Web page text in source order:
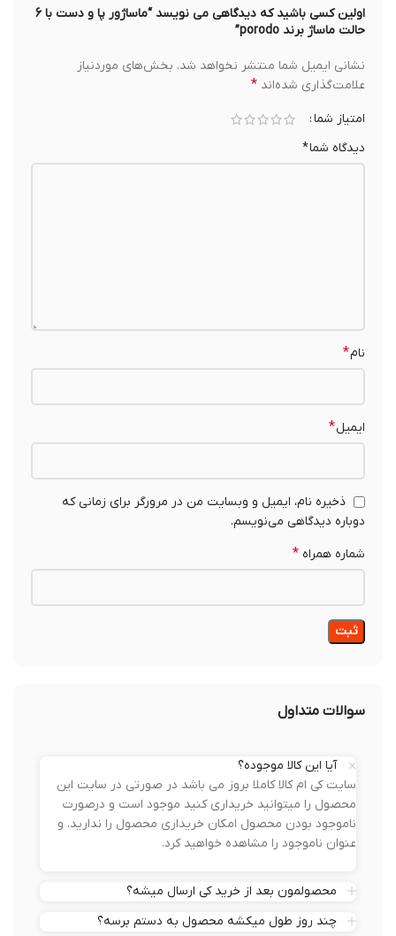
اولین کسی باشید که دیدگاهی می نویسد “ماساژور پا و دست با 6
حالت ماساژ برند porodo”
نشانی ایمیل شما منتشر نخواهد شد. بخش‌های موردنیاز
علامت‌گذاری شده‌اند*
امتیاز شما
دیدگاه شما*
ایمیل*
ذخیره نام، ایمیل و وبسایت من در مرورگر برای زمانی که
دوباره دیدگاهی می‌نویسم.
شماره همراه*
سوالات متداول
آیا این کالا موجوده؟
سایت کی ام کالا کاملا بروز می باشد در صورتی در سایت این
محصول را میتوانید خریداری کنید موجود است و درصورت
ناموجود بودن محصول امکان خریداری محصول را ندارید. و
عنوان ناموجود را مشاهده خواهید کرد.
محصولمون بعد از خرید کی ارسال میشه؟
چند روز طول میکشه محصول به دستم برسه؟